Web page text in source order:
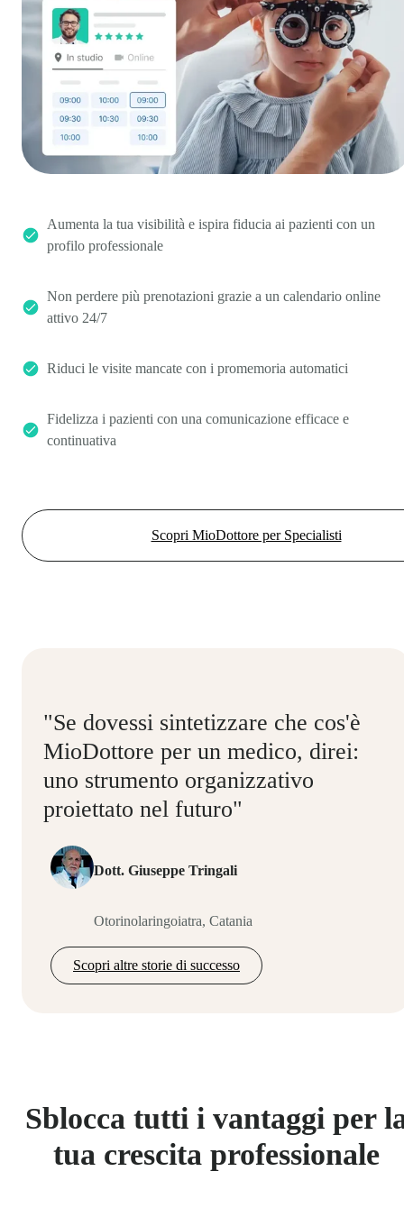
Aumenta la tua visibilità e ispira fiducia ai pazienti con un
profilo professionale
Non perdere più prenotazioni grazie a un calendario online
attivo 24/7
Riduci le visite mancate con i promemoria automatici
Fidelizza i pazienti con una comunicazione efficace e
continuativa
Scopri MioDottore per Specialisti
"Se dovessi sintetizzare che cos'è
MioDottore per un medico, direi:
uno strumento organizzativo
proiettato nel futuro"
Dott. Giuseppe Tringali
Otorinolaringoiatra, Catania
Scopri altre storie di successo
Sblocca tutti i vantaggi per
tua crescita professionale